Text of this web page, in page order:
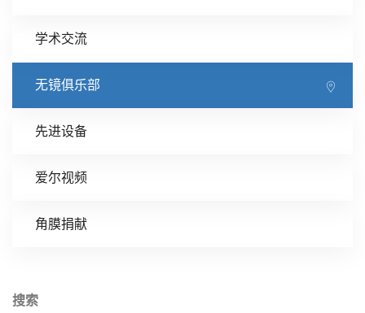
学术交流
无镜俱乐部
先进设备
爱尔视频
角膜捐献
搜索